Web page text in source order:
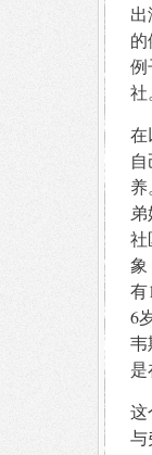
例
社
在
社
象
有
6
韦
是
这
与